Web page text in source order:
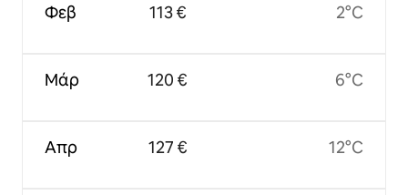
Φεβ
Μάρ
Απρ
113 €
120 €
127 €
2°C
6°C
12°C